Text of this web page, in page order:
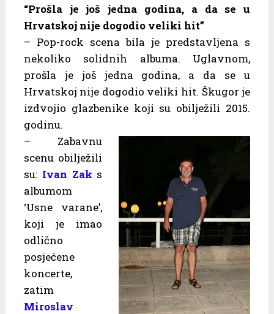
“Prošla je još jedna godina, a da se u
Hrvatskoj nije dogodio veliki hit”
– Pop-rock scena bila je predstavljena s
nekoliko solidnih albuma. Uglavnom,
prošla je još jedna godina, a da se u
Hrvatskoj nije dogodio veliki hit. Škugor je
izdvojio glazbenike koji su obilježili 2015.
godinu.
– Zabavnu
scenu obilježili
su: Ivan Zak s
albumom
‘Usne varane’,
koji je imao
odlično
posjećene
koncerte,
zatim
Miroslav